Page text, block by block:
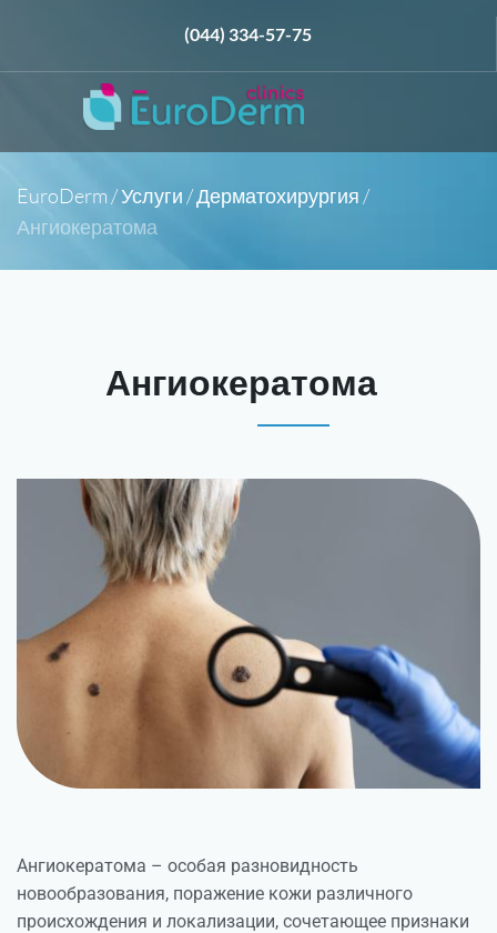
(044) 334-57-75
EuroDerm /Услуги /Дерматохирургия /
Ангиокератома
Ангиокератома
Ангиокератома – особая разновидность
новообразования, поражение кожи различного
происхождения и локализации, сочетающее признаки